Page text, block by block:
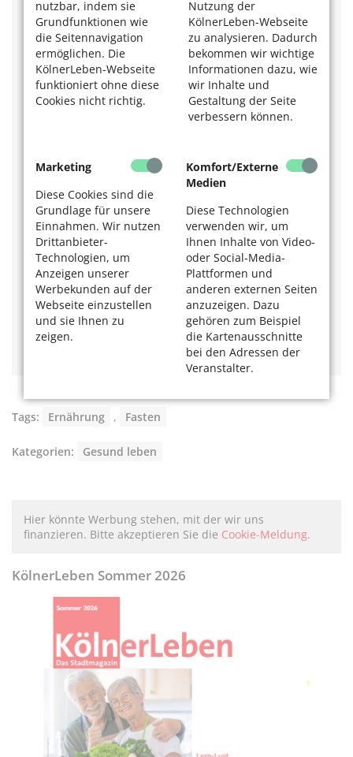
nutzbar, indem sie
Grundfunktionen wie
die Seitennavigation
ermöglichen. Die
KölnerLeben-Webseite
funktioniert ohne diese
Cookies nicht richtig.
Nutzung der
KölnerLeben-Webseite
zu analysieren. Dadurch
bekommen wir wichtige
Informationen dazu, wie
wir Inhalte und
Gestaltung der Seite
verbessern können.
Marketing
Diese Cookies sind die
Grundlage für unsere
Einnahmen. Wir nutzen
Drittanbieter-
Technologien, um
Anzeigen unserer
Werbekunden auf der
Webseite einzustellen
und sie Ihnen zu
zeigen.
Komfort/Externe
Medien
Diese Technologien
verwenden wir, um
Ihnen Inhalte von Video-
oder Social-Media-
Plattformen und
anderen externen Seiten
anzuzeigen. Dazu
gehören zum Beispiel
die Kartenausschnitte
bei den Adressen der
Veranstalter.
Carmen Daufeld, ärztlich geprüfte Fastenleiterin
mobil 0173 / 540 22 35
Webseite:www.fastenlust.de
Viele weitere Adressen finden Sie hier:
Ärztegesellschaft Heilfasten und Ernährung e. V.
Webseite:www.aerztegesellschaft-heilfasten.de
Webseite:www.fastenakademie.de
Wollen Sie mehr über Gesundheitsthemen
erfahren? Das könnte Sie auch interessieren:
Lesen Sie mehr über die Volkskrankheit Diabetes:Wenn
Zucker nicht nur süß ist
Mehr über Yoga erfahren Sie im BeitragMit
Feueratmung zu innerer Balance.
Außerdem haben wir Ernährungstipps für einen
verlangsamten Alterungsprozess:Fisch statt
Faltencreme.
Tags: Ernährung , Fasten
Kategorien: Gesund leben
Hier könnte Werbung stehen, mit der wir uns
finanzieren. Bitte akzeptieren Sie die Cookie-Meldung.
KölnerLeben Sommer 2026